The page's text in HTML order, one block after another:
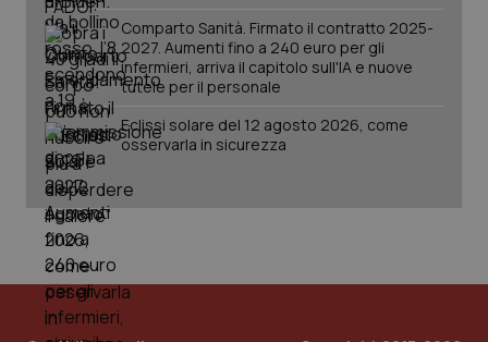
Comparto Sanità. Firmato il contratto 2025-
2027. Aumenti fino a 240 euro per gli
infermieri, arriva il capitolo sull'IA e nuove
tutele per il personale
Eclissi solare del 12 agosto 2026, come
osservarla in sicurezza
_ga_KM60CM4NPH
mese